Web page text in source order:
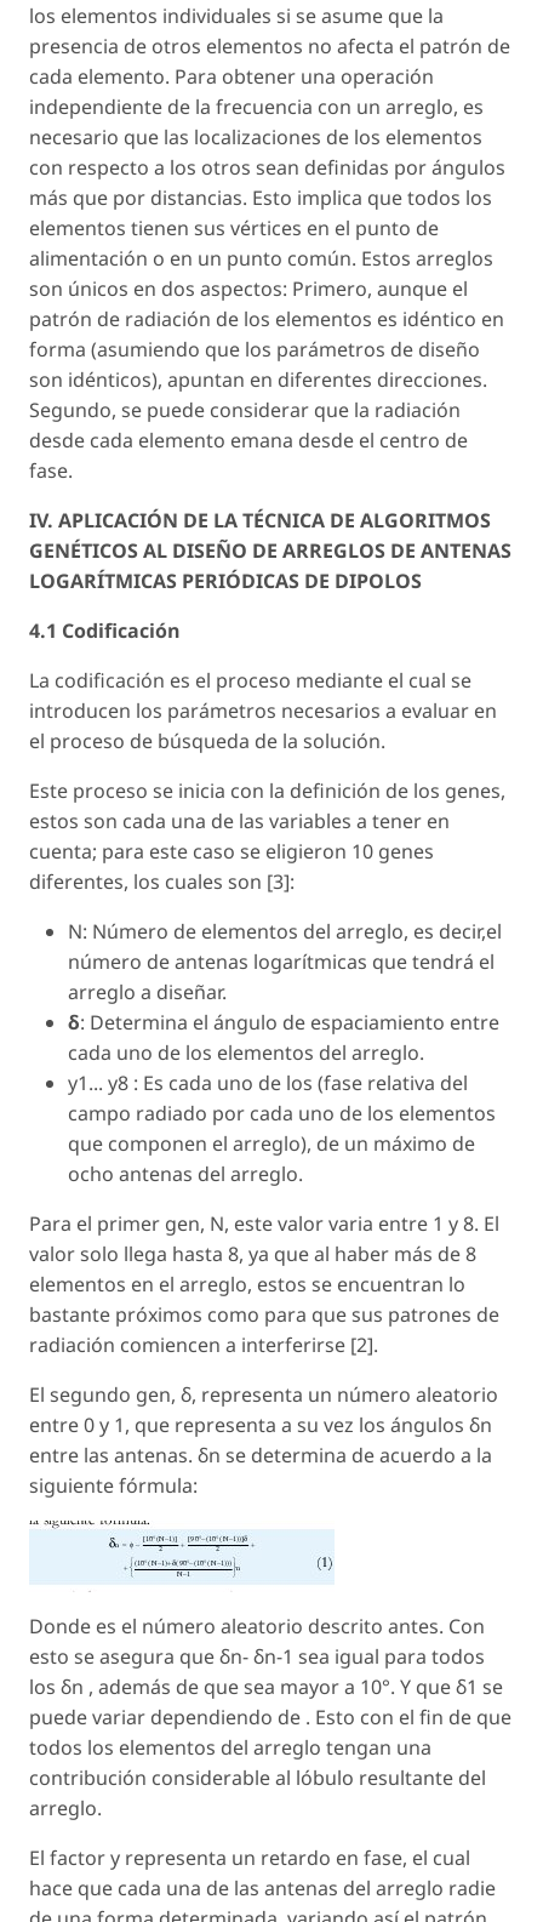
los elementos individuales si se asume que la
presencia de otros elementos no afecta el patrón de
cada elemento. Para obtener una operación
independiente de la frecuencia con un arreglo, es
necesario que las localizaciones de los elementos
con respecto a los otros sean definidas por ángulos
más que por distancias. Esto implica que todos los
elementos tienen sus vértices en el punto de
alimentación o en un punto común. Estos arreglos
son únicos en dos aspectos: Primero, aunque el
patrón de radiación de los elementos es idéntico en
forma (asumiendo que los parámetros de diseño
son idénticos), apuntan en diferentes direcciones.
Segundo, se puede considerar que la radiación
desde cada elemento emana desde el centro de
fase.
IV. APLICACIÓN DE LA TÉCNICA DE ALGORITMOS
GENÉTICOS AL DISEÑO DE ARREGLOS DE ANTENAS
LOGARÍTMICAS PERIÓDICAS DE DIPOLOS
4.1 Codificación
La codificación es el proceso mediante el cual se
introducen los parámetros necesarios a evaluar en
el proceso de búsqueda de la solución.
Este proceso se inicia con la definición de los genes,
estos son cada una de las variables a tener en
cuenta; para este caso se eligieron 10 genes
diferentes, los cuales son [3]:
N: Número de elementos del arreglo, es decir,el
número de antenas logarítmicas que tendrá el
arreglo a diseñar.
δ: Determina el ángulo de espaciamiento entre
cada uno de los elementos del arreglo.
y1... y8 : Es cada uno de los (fase relativa del
campo radiado por cada uno de los elementos
que componen el arreglo), de un máximo de
ocho antenas del arreglo.
Para el primer gen, N, este valor varia entre 1 y 8. El
valor solo llega hasta 8, ya que al haber más de 8
elementos en el arreglo, estos se encuentran lo
bastante próximos como para que sus patrones de
radiación comiencen a interferirse [2].
El segundo gen, δ, representa un número aleatorio
entre 0 y 1, que representa a su vez los ángulos δn
entre las antenas. δn se determina de acuerdo a la
siguiente fórmula:
Donde es el número aleatorio descrito antes. Con
esto se asegura que δn- δn-1 sea igual para todos
los δn , además de que sea mayor a 10°. Y que δ1 se
puede variar dependiendo de . Esto con el fin de que
todos los elementos del arreglo tengan una
contribución considerable al lóbulo resultante del
arreglo.
El factory representa un retardo en fase, el cual
hace que cada una de las antenas del arreglo radie